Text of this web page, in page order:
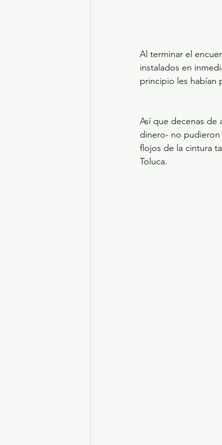
Al terminar el
instalados en
principio les habían
Así que decenas de
dinero- no pudieron
flojos de la cintura
Toluca.